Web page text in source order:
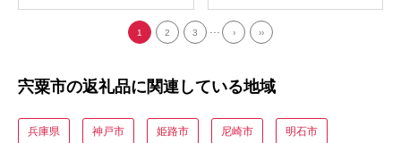
1 2 3 › ››
宍粟市の返礼品に関連している地域
兵庫県 神戸市 姫路市 尼崎市 明石市